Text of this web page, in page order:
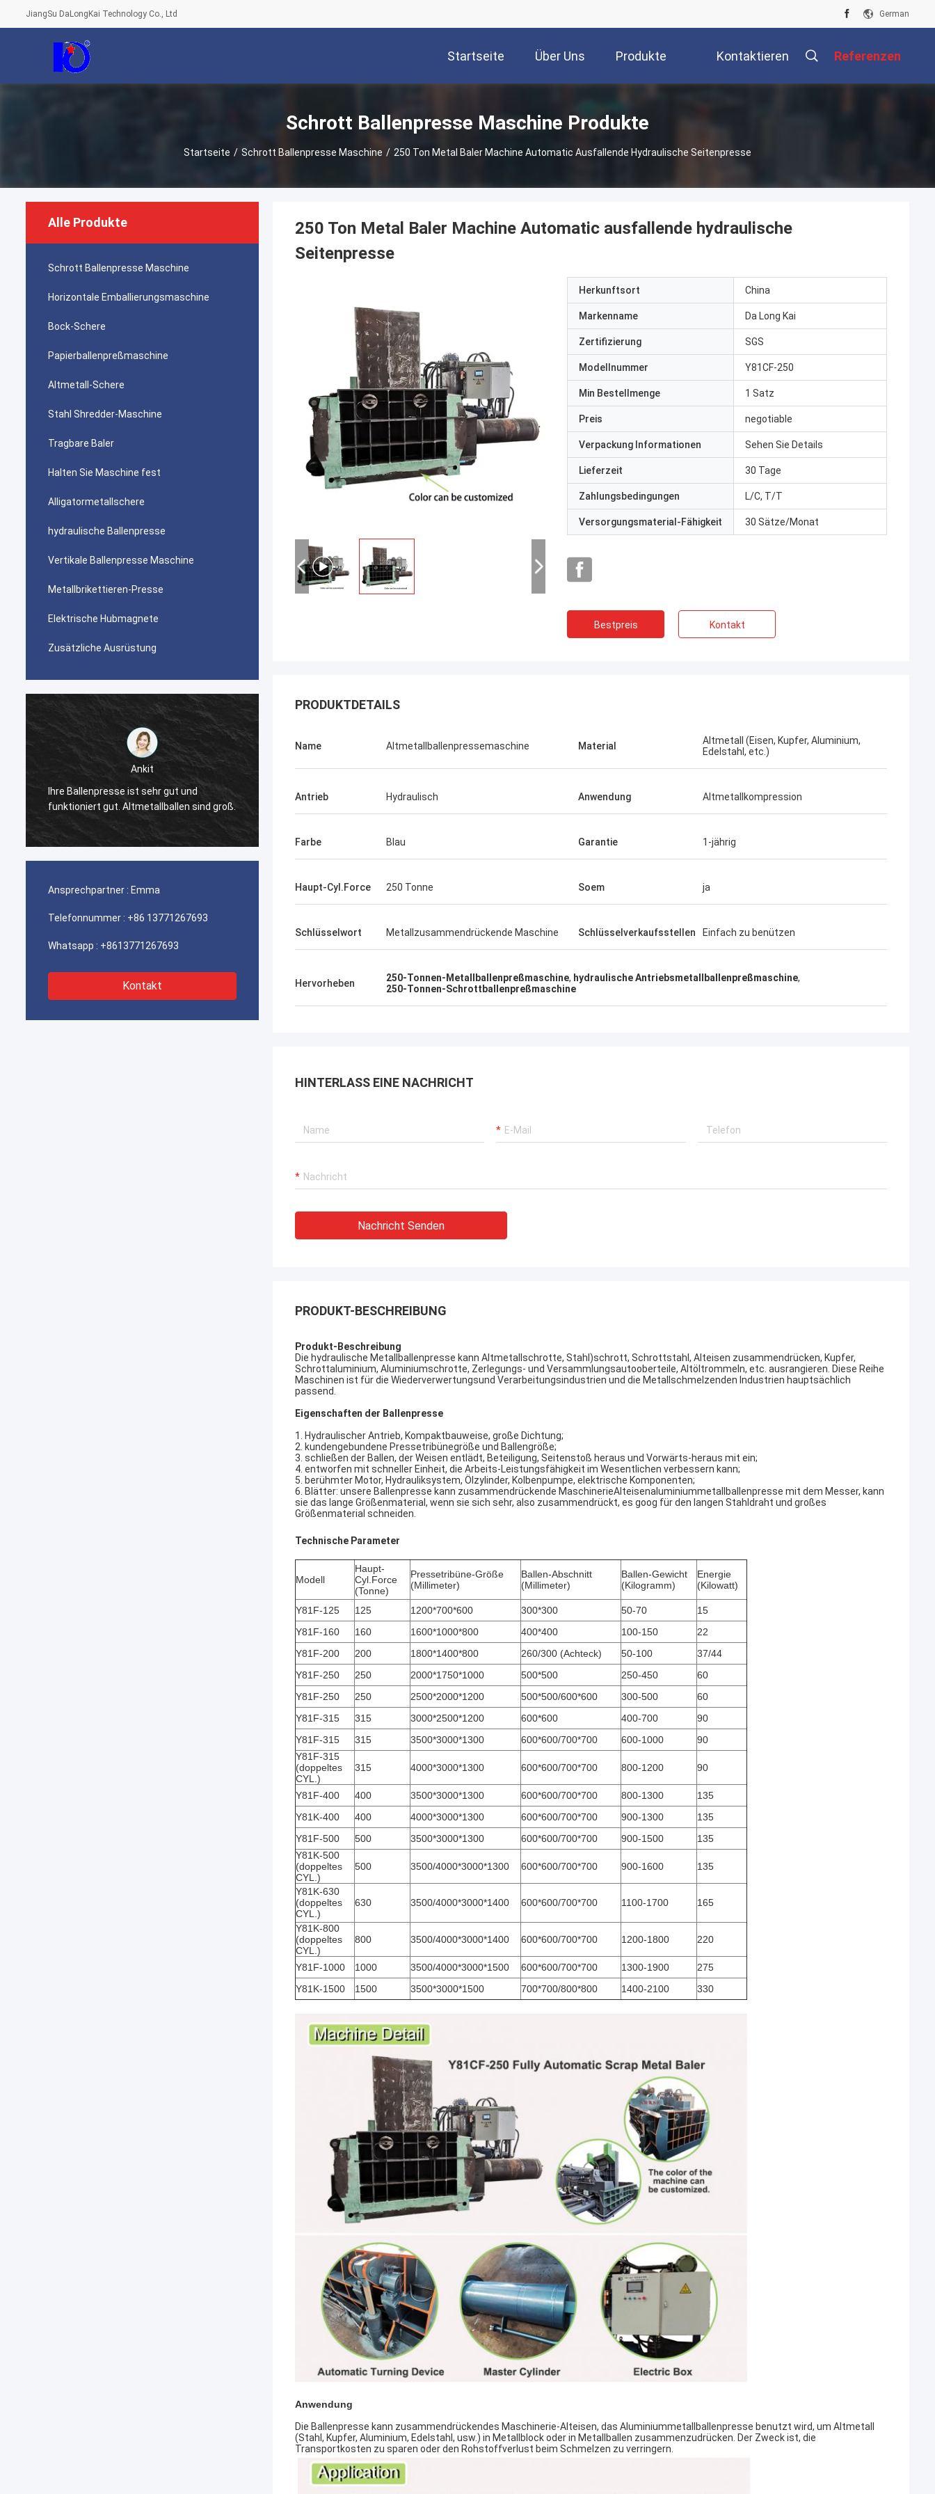
JiangSu DaLongKai Technology Co., Ltd German
Startseite Über Uns Produkte Kontaktieren Referenzen
Schrott Ballenpresse Maschine Produkte
Startseite / Schrott Ballenpresse Maschine / 250 Ton Metal Baler Machine Automatic Ausfallende Hydraulische Seitenpresse
Alle Produkte
Schrott Ballenpresse Maschine
Horizontale Emballierungsmaschine
Bock-Schere
Papierballenpreßmaschine
Altmetall-Schere
Stahl Shredder-Maschine
Tragbare Baler
Halten Sie Maschine fest
Alligatormetallschere
hydraulische Ballenpresse
Vertikale Ballenpresse Maschine
Metallbrikettieren-Presse
Elektrische Hubmagnete
Zusätzliche Ausrüstung
Ankit
Ihre Ballenpresse ist sehr gut und
funktioniert gut. Altmetallballen sind groß.
Manu
Die Ballenpreßmaschine funktioniert sehr
Ansprechpartner : Emma
Telefonnummer : +86 13771267693
Whatsapp : +8613771267693
Kontakt
250 Ton Metal Baler Machine Automatic ausfallende hydraulische
Seitenpresse
Herkunftsort China
Markenname Da Long Kai
Zertifizierung SGS
Modellnummer Y81CF-250
Min Bestellmenge 1 Satz
Preis negotiable
Verpackung Informationen Sehen Sie Details
Lieferzeit 30 Tage
Zahlungsbedingungen L/C, T/T
Versorgungsmaterial-Fähigkeit 30 Sätze/Monat
Bestpreis Kontakt
PRODUKTDETAILS
Name Altmetallballenpressemaschine Material
Altmetall (Eisen, Kupfer, Aluminium,
Edelstahl, etc.)
Antrieb Hydraulisch Anwendung Altmetallkompression
Farbe Blau Garantie 1-jährig
Haupt-Cyl.Force 250 Tonne Soem ja
Schlüsselwort Metallzusammendrückende Maschine Schlüsselverkaufsstellen Einfach zu benützen
Hervorheben 250-Tonnen-Metallballenpreßmaschine, hydraulische Antriebsmetallballenpreßmaschine,
250-Tonnen-Schrottballenpreßmaschine
HINTERLASS EINE NACHRICHT
Nachricht Senden
PRODUKT-BESCHREIBUNG
Produkt-Beschreibung
Die hydraulische Metallballenpresse kann Altmetallschrotte, Stahl)schrott, Schrottstahl, Alteisen zusammendrücken, Kupfer,
Schrottaluminium, Aluminiumschrotte, Zerlegungs- und Versammlungsautooberteile, Altöltrommeln, etc. ausrangieren. Diese Reihe
Maschinen ist für die Wiederverwertungsund Verarbeitungsindustrien und die Metallschmelzenden Industrien hauptsächlich
passend.
Eigenschaften der Ballenpresse
1. Hydraulischer Antrieb, Kompaktbauweise, große Dichtung;
2. kundengebundene Pressetribünegröße und Ballengröße;
3. schließen der Ballen, der Weisen entlädt, Beteiligung, Seitenstoß heraus und Vorwärts-heraus mit ein;
4. entworfen mit schneller Einheit, die Arbeits-Leistungsfähigkeit im Wesentlichen verbessern kann;
5. berühmter Motor, Hydrauliksystem, Ölzylinder, Kolbenpumpe, elektrische Komponenten;
6. Blätter: unsere Ballenpresse kann zusammendrückende MaschinerieAlteisenaluminiummetallballenpresse mit dem Messer, kann
sie das lange Größenmaterial, wenn sie sich sehr, also zusammendrückt, es goog für den langen Stahldraht und großes
Größenmaterial schneiden.
Technische Parameter
Modell
Haupt-
Cyl.Force
(Tonne)
Pressetribüne-Größe
(Millimeter)
Ballen-Abschnitt
(Millimeter)
Ballen-Gewicht
(Kilogramm)
Energie
(Kilowatt)
Y81F-125 125 1200*700*600 300*300 50-70
15
Y81F-160
160 1600*1000*800 400*400 100-150
22
Y81F-200
200 1800*1400*800 260/300 (Achteck) 50-100
37/44
Y81F-250
250 2000*1750*1000 500*500 250-450
60
Y81F-250
250 2500*2000*1200 500*500/600*600 300-500
60
Y81F-315
315 3000*2500*1200 600*600 400-700
90
Y81F-315
315 3500*3000*1300 600*600/700*700 600-1000
90
Y81F-315
(doppeltes
CYL.)
315 4000*3000*1300 600*600/700*700 800-1200 90
Y81F-400 400 3500*3000*1300 600*600/700*700 800-1300
135
Y81K-400
400 4000*3000*1300 600*600/700*700 900-1300
135
Y81F-500
500 3500*3000*1300 600*600/700*700 900-1500
135
Y81K-500
(doppeltes
CYL.)
500 3500/4000*3000*1300 600*600/700*700 900-1600 135
Y81K-630
(doppeltes
CYL.)
630 3500/4000*3000*1400 600*600/700*700 1100-1700 165
Y81K-800
(doppeltes
CYL.)
800 3500/4000*3000*1400 600*600/700*700 1200-1800 220
Y81F-1000 1000 3500/4000*3000*1500 600*600/700*700 1300-1900
275
Y81K-1500
1500 3500*3000*1500 700*700/800*800 1400-2100 330
Anwendung
Die Ballenpresse kann zusammendrückendes Maschinerie-Alteisen, das Aluminiummetallballenpresse benutzt wird, um Altmetall
(Stahl, Kupfer, Aluminium, Edelstahl, usw.) in Metallblock oder in Metallballen zusammenzudrücken. Der Zweck ist, die
Transportkosten zu sparen oder den Rohstoffverlust beim Schmelzen zu verringern.